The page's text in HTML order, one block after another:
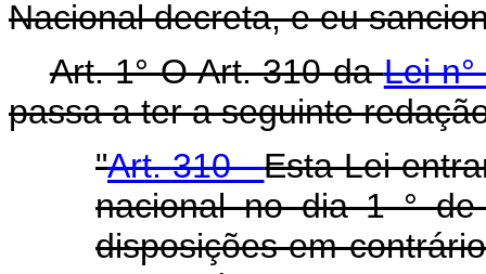
Nacional decreta, e eu
Art. 1° O Art. 310 daLei
passa a ter a seguinte
"Art. 310 -Esta Lei
nacional no dia 1 °
disposições em